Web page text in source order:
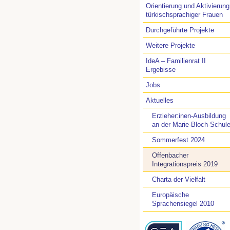
Orientierung und Aktivierung
türkischsprachiger Frauen
Durchgeführte Projekte
Weitere Projekte
IdeA – Familienrat II
Ergebisse
Jobs
Aktuelles
Erzieher:inen-Ausbildung
an der Marie-Bloch-Schule
Sommerfest 2024
Offenbacher
Integrationspreis 2019
Charta der Vielfalt
Europäische
Sprachensiegel 2010